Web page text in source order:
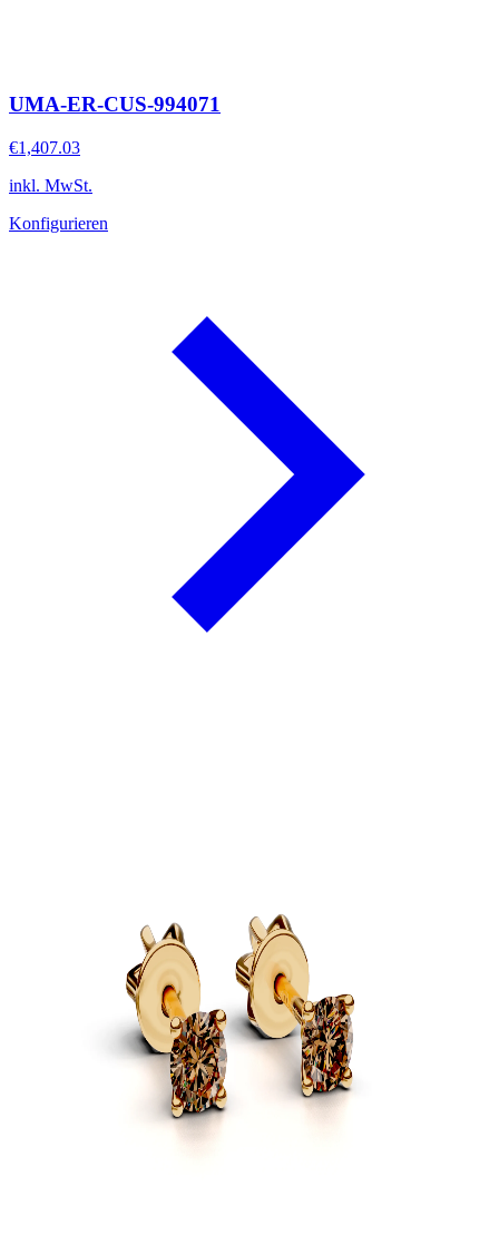
UMA-ER-CUS-994071
€1,407.03
inkl. MwSt.
Konfigurieren